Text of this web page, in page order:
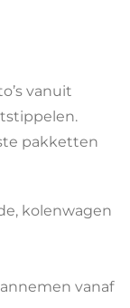
vanuit
pakketten
kolenwagen
vanaf